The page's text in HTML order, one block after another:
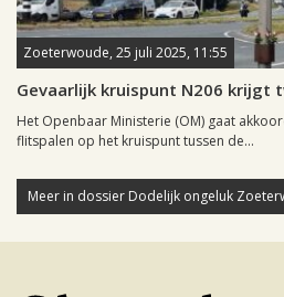
Zoeterwoude, 25 juli 2025, 11:55
Gevaarlijk kruispunt N206 krijgt
Het Openbaar Ministerie (OM) gaat
flitspalen op het kruispunt tussen de...
Meer in dossier Dodelijk ongeluk